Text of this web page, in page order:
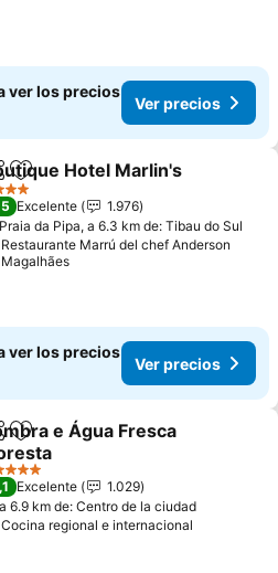
ver los precios
Ver precios
Añadir a favoritos
Hotel Marlin's
Excelente
1.976
Praia da Pipa, a 6.3 km de: Tibau do Sul
Restaurante Marrú del chef Anderson
Magalhães
ver los precios
Ver precios
Añadir a favoritos
e Água Fresca
Excelente
1.029
a 6.9 km de: Centro de la ciudad
Cocina regional e internacional